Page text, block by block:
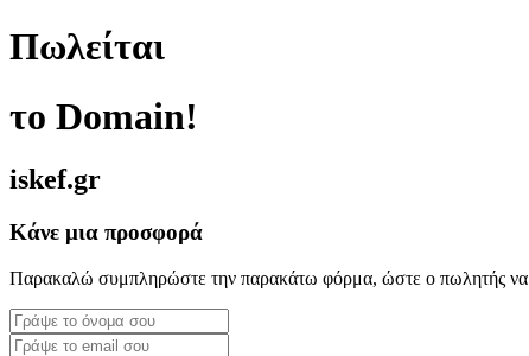
Πωλείται
το Domain!
iskef.gr
Κάνε μια προσφορά
Παρακαλώ συμπληρώστε την παρακάτω φόρμα, ώστε ο πωλητής να